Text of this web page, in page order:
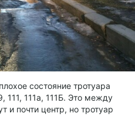
состояние тротуара
111а, 111Б. Это между
и почти центр, но тротуар